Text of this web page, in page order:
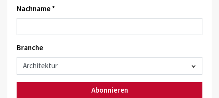
Nachname *
Branche
Abonnieren